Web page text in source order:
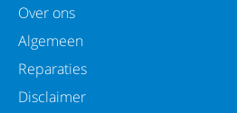
Over ons
Algemeen
Reparaties
Disclaimer